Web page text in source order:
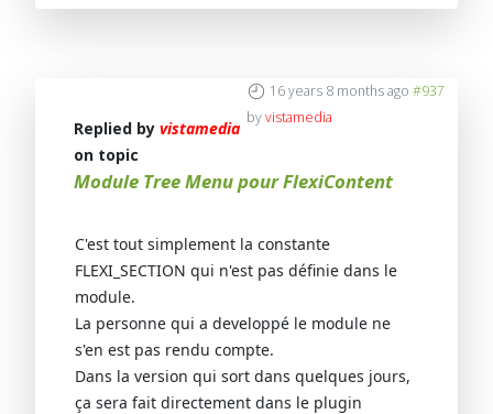
16 years 8 months ago #937
byvistamedia
Replied by vistamedia
on topic
Module Tree Menu pour FlexiContent
C'est tout simplement la constante
FLEXI_SECTION qui n'est pas définie dans le
module.
La personne qui a developpé le module ne
s'en est pas rendu compte.
Dans la version qui sort dans quelques jours,
ça sera fait directement dans le plugin